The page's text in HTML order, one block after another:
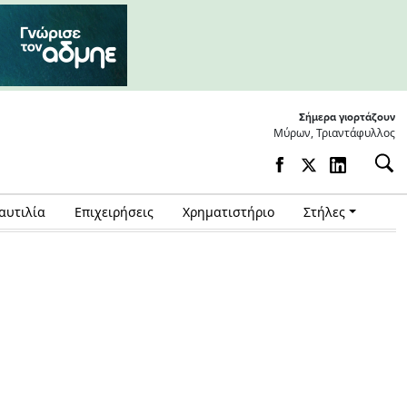
Σήμερα γιορτάζουν
Μύρων, Τριαντάφυλλος
Επιχειρήσεις Χρηματιστήριο Στήλες